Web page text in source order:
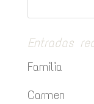
Entradas
Familia
Carmen